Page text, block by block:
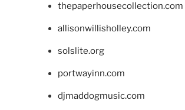
thepaperhousecollection.com
allisonwillisholley.com
solslite.org
portwayinn.com
djmaddogmusic.com